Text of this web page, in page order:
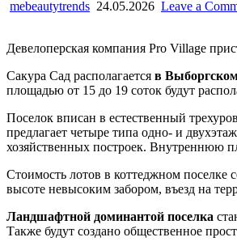
mebeautytrends 24.05.2026 Leave a
Девелоперская компания Pro Village
Сакура Сад располагается в
площадью от 15 до 19 соток будут
Поселок вписан в естественный
предлагает четыре типа одно- и
хозяйственных построек. Внутреннюю
Стоимость лотов в коттеджном поселке
высоте невысоким забором, въезд на
Ландшафтной доминантой поселка
Также будут создано общественное